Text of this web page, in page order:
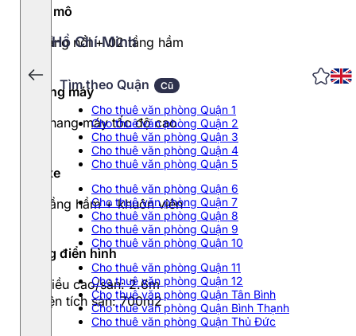
Hồ Chí Minh
Tìm theo Quận Cũ
Cho thuê văn phòng Quận 1
Cho thuê văn phòng Quận 2
Cho thuê văn phòng Quận 3
Cho thuê văn phòng Quận 4
Cho thuê văn phòng Quận 5
Cho thuê văn phòng Quận 6
Cho thuê văn phòng Quận 7
Cho thuê văn phòng Quận 8
Cho thuê văn phòng Quận 9
Cho thuê văn phòng Quận 10
Cho thuê văn phòng Quận 11
Cho thuê văn phòng Quận 12
Cho thuê văn phòng Quận Tân Bình
Cho thuê văn phòng Quận Bình Thạnh
Cho thuê văn phòng Quận Thủ Đức
Quy mô
10 tầng nổi + 02 tầng hầm
Thang máy
03 thang máy tốc độ cao
Đỗ xe
02 tầng hầm + khuôn viên
Tầng điển hình
- Chiều cao/sàn: 2.6m
- Diện tích sàn: 700m2